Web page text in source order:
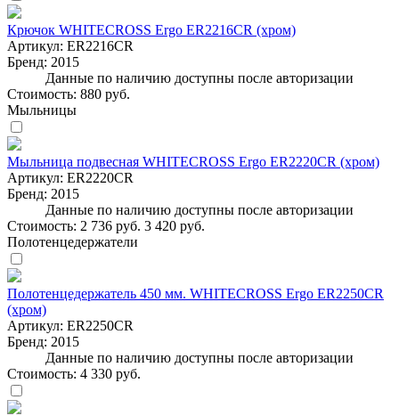
Крючок WHITECROSS Ergo ER2216CR (хром)
Артикул: ER2216CR
Бренд: 2015
Данные по наличию доступны после авторизации
Стоимость: 880 руб.
Мыльницы
Мыльница подвесная WHITECROSS Ergo ER2220CR (хром)
Артикул: ER2220CR
Бренд: 2015
Данные по наличию доступны после авторизации
Стоимость: 2 736 руб. 3 420 руб.
Полотенцедержатели
Полотенцедержатель 450 мм. WHITECROSS Ergo ER2250CR
(хром)
Артикул: ER2250CR
Бренд: 2015
Данные по наличию доступны после авторизации
Стоимость: 4 330 руб.